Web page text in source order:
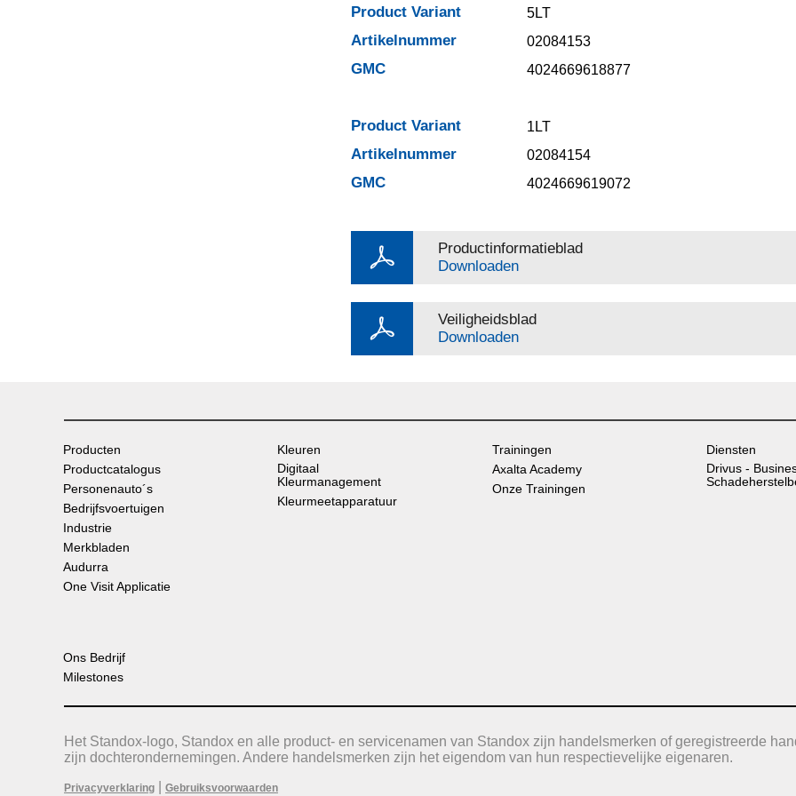
Product Variant 5LT
Artikelnummer 02084153
GMC 4024669618877
Product Variant 1LT
Artikelnummer 02084154
GMC 4024669619072
Productinformatieblad
Downloaden
Veiligheidsblad
Downloaden
Producten
Productcatalogus
Personenauto´s
Bedrijfsvoertuigen
Industrie
Merkbladen
Audurra
One Visit Applicatie
Kleuren
Digitaal
Kleurmanagement
Kleurmeetapparatuur
Trainingen
Axalta Academy
Onze Trainingen
Diensten
Drivus -
Ons Bedrijf
Milestones
Het Standox-logo, Standox en alle product- en servicenamen van Standox zijn handelsmerken of geregistreerde
zijn dochterondernemingen. Andere handelsmerken zijn het eigendom van hun respectievelijke eigenaren.
Privacyverklaring Gebruiksvoorwaarden